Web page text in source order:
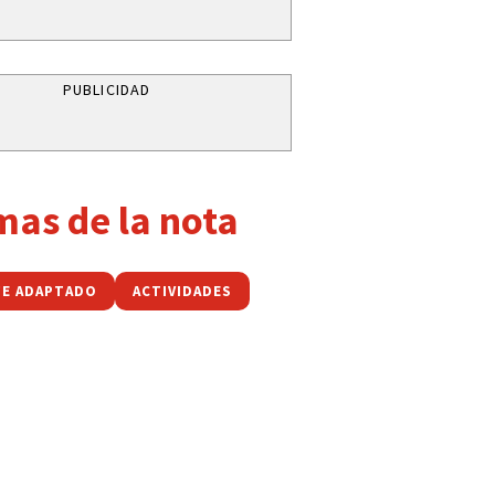
PUBLICIDAD
de la nota
ADAPTADO ACTIVIDADES